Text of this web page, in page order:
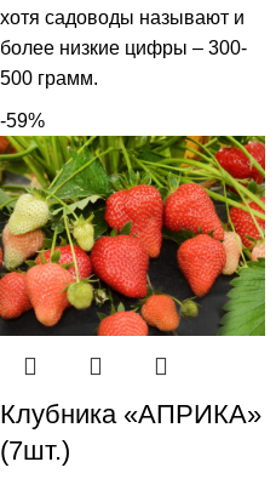
хотя садоводы называют и
более низкие цифры – 300-
500 грамм.
-59%
Клубника «АПРИКА»
(7шт.)